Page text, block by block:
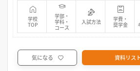
学校
TOP
学部・
学科・
コース
入試方法
学費・
奨学金
気になる 資料リス